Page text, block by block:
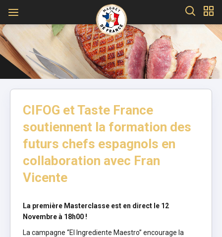
CIFOG et Taste France
soutiennent la formation des
futurs chefs espagnols en
collaboration avec Fran
Vicente
La première Masterclasse est en direct le 12
Novembre à 18h00 !
La campagne “El Ingrediente Maestro” encourage la